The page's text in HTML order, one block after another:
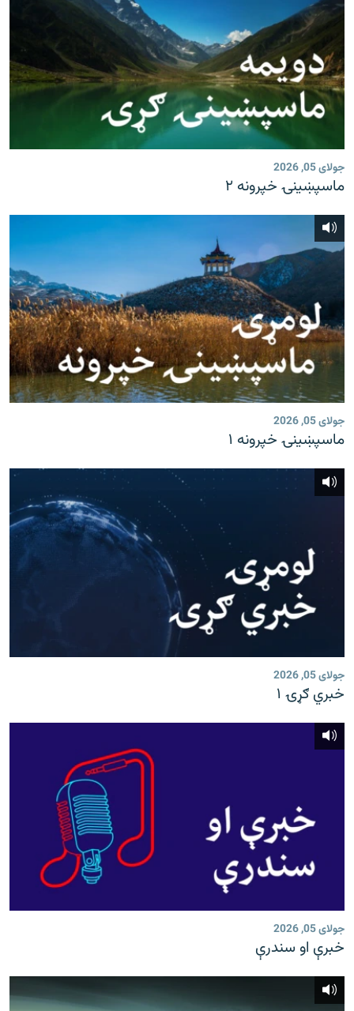
جولای 05, 2026
ماسپښينۍ خپرونه ۲
جولای 05, 2026
ماسپښينۍ خپرونه ۱
جولای 05, 2026
خبري ګړۍ ۱
جولای 05, 2026
خبرې او سندرې